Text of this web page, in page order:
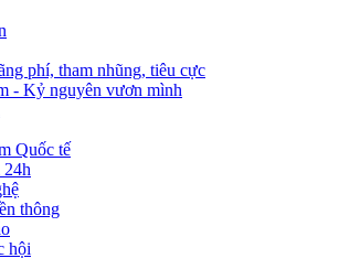
phí, tham nhũng, tiêu cực
- Kỷ nguyên vươn mình
Quốc tế
24h
thông
hội